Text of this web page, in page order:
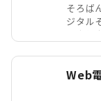
そろば
ジタル
や定
Web